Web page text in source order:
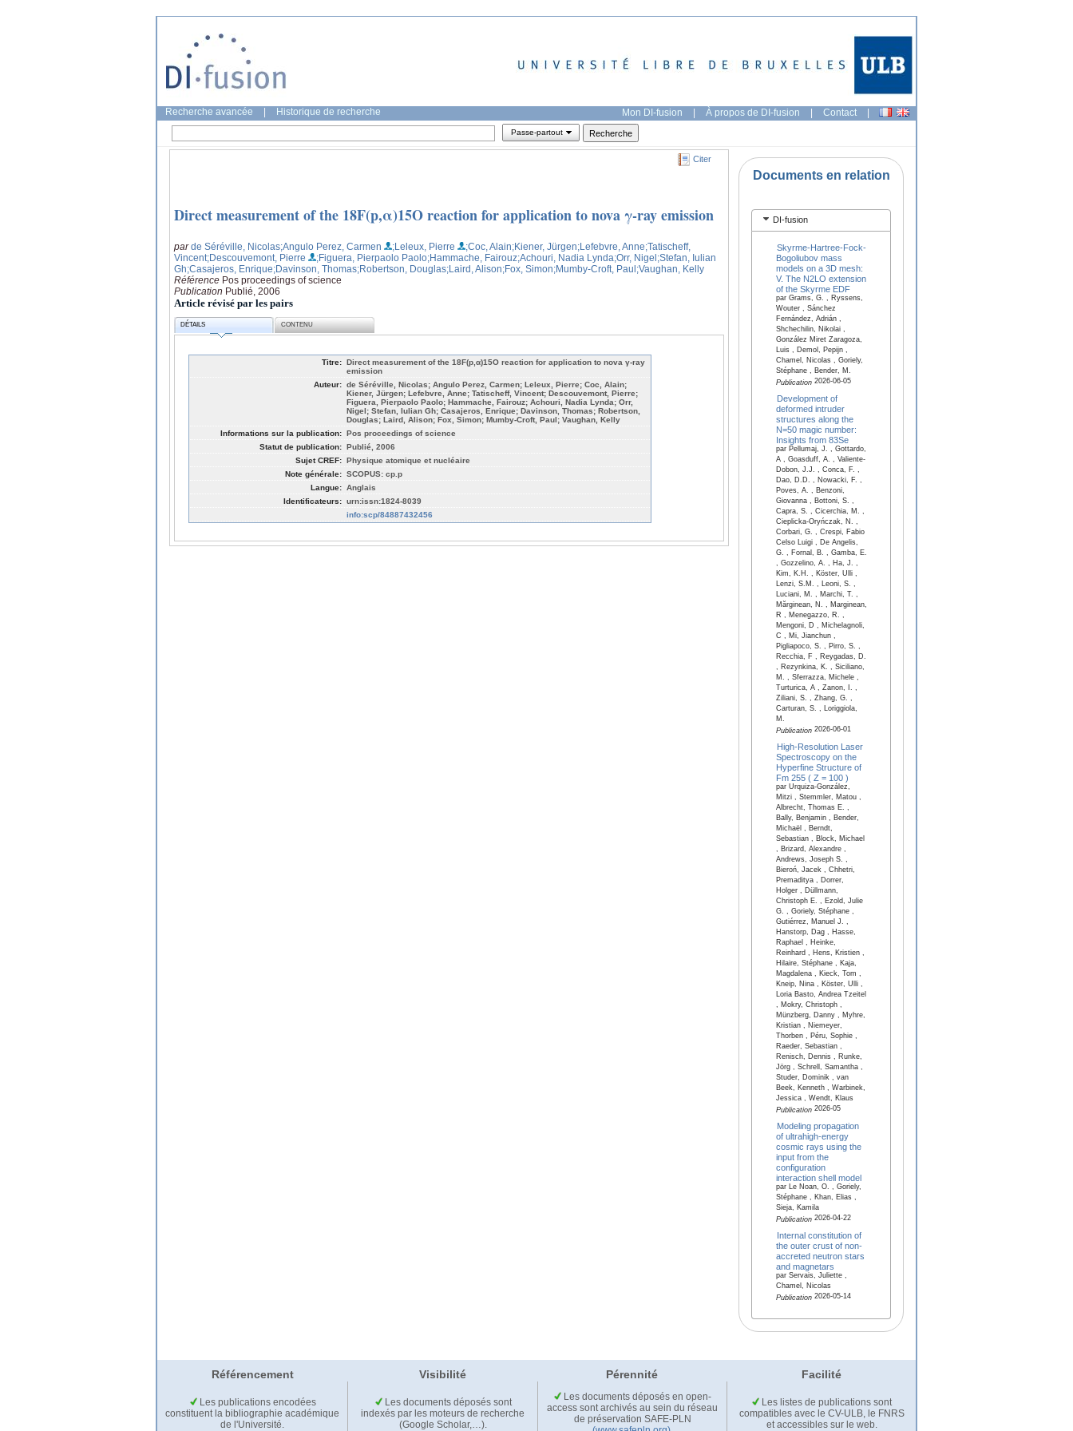
Recherche avancée Historique de recherche Mon DI-fusion | À propos de DI-fusion | Contact |
Passe-partout
Citer
Direct measurement of the 18F(p,α)15O reaction for application to nova γ-ray emission
parde Séréville, Nicolas;Angulo Perez, Carmen ;Leleux, Pierre ;Coc, Alain;Kiener, Jürgen;Lefebvre, Anne;Tatischeff,
Vincent;Descouvemont, Pierre ;Figuera, Pierpaolo Paolo;Hammache, Fairouz;Achouri, Nadia Lynda;Orr, Nigel;Stefan, Iulian
Gh;Casajeros, Enrique;Davinson, Thomas;Robertson, Douglas;Laird, Alison;Fox, Simon;Mumby-Croft, Paul;Vaughan, Kelly
Référence Pos proceedings of science
Publication Publié, 2006
Article révisé par les pairs
DÉTAILS CONTENU
Titre: Direct measurement of the 18F(p,α)15O reaction for application to nova γ-ray
emission
Auteur: de Séréville, Nicolas; Angulo Perez, Carmen; Leleux, Pierre; Coc, Alain;
Kiener, Jürgen; Lefebvre, Anne; Tatischeff, Vincent; Descouvemont, Pierre;
Figuera, Pierpaolo Paolo; Hammache, Fairouz; Achouri, Nadia Lynda; Orr,
Nigel; Stefan, Iulian Gh; Casajeros, Enrique; Davinson, Thomas; Robertson,
Douglas; Laird, Alison; Fox, Simon; Mumby-Croft, Paul; Vaughan, Kelly
Informations sur la publication: Pos proceedings of science
Statut de publication: Publié, 2006
Sujet CREF: Physique atomique et nucléaire
Note générale: SCOPUS: cp.p
Langue: Anglais
Identificateurs: urn:issn:1824-8039
info:scp/84887432456
Documents en relation
DI-fusion
Skyrme-Hartree-Fock-
Bogoliubov mass
models on a 3D mesh:
V. The N2LO extension
of the Skyrme EDF
par Grams, G. , Ryssens,
Wouter , Sánchez
Fernández, Adrián ,
Shchechilin, Nikolai ,
González Miret Zaragoza,
Luis , Demol, Pepijn ,
Chamel, Nicolas , Goriely,
Stéphane , Bender, M.
Publication2026-06-05
Development of
deformed intruder
structures along the
N=50 magic number:
Insights from 83Se
par Pellumaj, J. , Gottardo,
A , Goasduff, A. , Valiente-
Dobon, J.J. , Conca, F. ,
Dao, D.D. , Nowacki, F. ,
Poves, A. , Benzoni,
Giovanna , Bottoni, S. ,
Capra, S. , Cicerchia, M. ,
Cieplicka-Oryńczak, N. ,
Corbari, G. , Crespi, Fabio
Celso Luigi , De Angelis,
G. , Fornal, B. , Gamba, E.
, Gozzelino, A. , Ha, J. ,
Kim, K.H. , Köster, Ulli ,
Lenzi, S.M. , Leoni, S. ,
Luciani, M. , Marchi, T. ,
Mărginean, N. , Marginean,
R , Menegazzo, R. ,
Mengoni, D , Michelagnoli,
C , Mi, Jianchun ,
Pigliapoco, S. , Pirro, S. ,
Recchia, F , Reygadas, D.
, Rezynkina, K. , Siciliano,
M. , Sferrazza, Michele ,
Turturica, A , Zanon, I. ,
Ziliani, S. , Zhang, G. ,
Carturan, S. , Loriggiola,
M.
Publication2026-06-01
High-Resolution Laser
Spectroscopy on the
Hyperfine Structure of
Fm 255 ( Z = 100 )
par Urquiza-González,
Mitzi , Stemmler, Matou ,
Albrecht, Thomas E. ,
Bally, Benjamin , Bender,
Michaël , Berndt,
Sebastian , Block, Michael
, Brizard, Alexandre ,
Andrews, Joseph S. ,
Bieroń, Jacek , Chhetri,
Premaditya , Dorrer,
Holger , Düllmann,
Christoph E. , Ezold, Julie
G. , Goriely, Stéphane ,
Gutiérrez, Manuel J. ,
Hanstorp, Dag , Hasse,
Raphael , Heinke,
Reinhard , Hens, Kristien ,
Hilaire, Stéphane , Kaja,
Magdalena , Kieck, Tom ,
Kneip, Nina , Köster, Ulli ,
Loria Basto, Andrea Tzeitel
, Mokry, Christoph ,
Münzberg, Danny , Myhre,
Kristian , Niemeyer,
Thorben , Péru, Sophie ,
Raeder, Sebastian ,
Renisch, Dennis , Runke,
Jörg , Schrell, Samantha ,
Studer, Dominik , van
Beek, Kenneth , Warbinek,
Jessica , Wendt, Klaus
Publication2026-05
Modeling propagation
of ultrahigh-energy
cosmic rays using the
input from the
configuration
interaction shell model
par Le Noan, O. , Goriely,
Stéphane , Khan, Elias ,
Sieja, Kamila
Publication2026-04-22
Internal constitution of
the outer crust of non-
accreted neutron stars
and magnetars
par Servais, Juliette ,
Chamel, Nicolas
Publication2026-05-14
Référencement Visibilité Pérennité Facilité
Les publications encodées
constituent la bibliographie académique
de l'Université.
Les documents déposés sont
indexés par les moteurs de recherche
(Google Scholar,…).
Les documents déposés en open-
access sont archivés au sein du réseau
de préservation SAFE-PLN
Les listes de publications sont
compatibles avec le CV-ULB, le FNRS
et accessibles sur le web.